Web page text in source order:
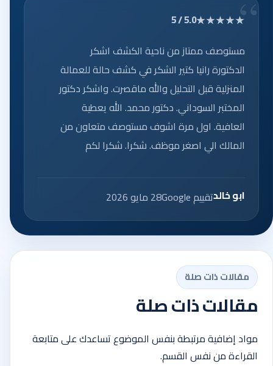
★★★★★
5.0 / 5
مستوصف ممتاز من ناحية الكشف اشكر
الدكتورة رانيا كتير الشكر في كشف حالة للعمالة
المنزلية قبل التحليل والله ماقصرت. واشكر دكتور
المختبر السوداني. دكتور محمد. الله يعطية
العافية. اول مرة اشوف مستوصف متعاون من
المالك الي اصغر موظف. شكرا. شكرا لكم
ابو خالدتقييم Google 28 مايو 2026
مقالات ذات صلة
مقالات ذات صلة
مواد إضافية مرتبطة بنفس الموضوع تساعدك على متابعة
القراءة من نفس القسم.